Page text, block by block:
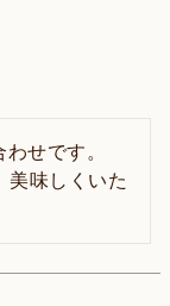
せです。
美味しくいた